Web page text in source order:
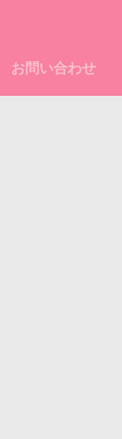
お問い合わせ